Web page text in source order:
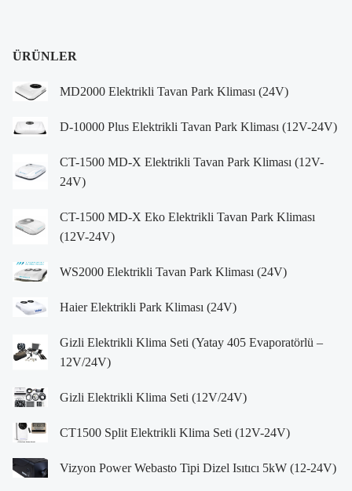
ÜRÜNLER
MD2000 Elektrikli Tavan Park Kliması (24V)
D-10000 Plus Elektrikli Tavan Park Kliması (12V-24V)
CT-1500 MD-X Elektrikli Tavan Park Kliması (12V-
24V)
CT-1500 MD-X Eko Elektrikli Tavan Park Kliması
(12V-24V)
WS2000 Elektrikli Tavan Park Kliması (24V)
Haier Elektrikli Park Kliması (24V)
Gizli Elektrikli Klima Seti (Yatay 405 Evaporatörlü –
12V/24V)
Gizli Elektrikli Klima Seti (12V/24V)
CT1500 Split Elektrikli Klima Seti (12V-24V)
Vizyon Power Webasto Tipi Dizel Isıtıcı 5kW (12-24V)